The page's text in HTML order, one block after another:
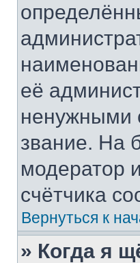
её
ненужными
звание. На
модератор
счётчика
Вернуться к
» Когда я